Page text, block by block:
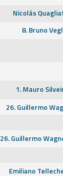
Nicolás
8. Bruno
1. Mauro
26. Guillermo
26. Guillermo
Emiliano